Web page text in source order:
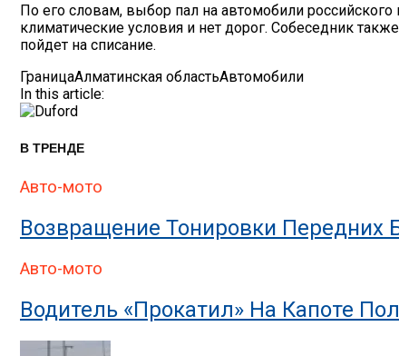
По его словам, выбор пал на автомобили
климатические условия и нет дорог. Собеседник
пойдет на списание.
ГраницаАлматинская областьАвтомобили
In this article:
В ТРЕНДЕ
Авто-мото
Возвращение Тонировки Передних
Авто-мото
Водитель «прокатил» На Капоте